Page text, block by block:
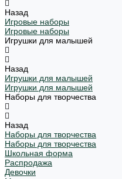
Назад
Игровые наборы
Игровые наборы
Игрушки для малышей
Назад
Игрушки для малышей
Игрушки для малышей
Наборы для творчества
Назад
Наборы для творчества
Наборы для творчества
Школьная форма
Распродажа
Девочки